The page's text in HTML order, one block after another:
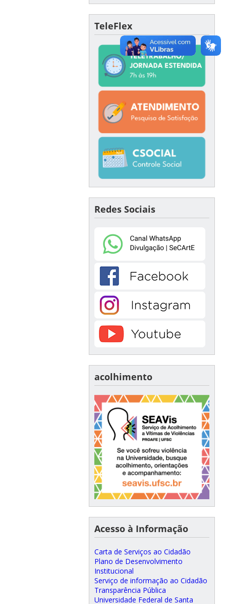
TeleFlex
Redes Sociais
acolhimento
Acesso à Informação
Carta de Serviços ao Cidadão
Plano de Desenvolvimento
Institucional
Serviço de informação ao Cidadão
Transparência Pública
Universidade Federal de Santa